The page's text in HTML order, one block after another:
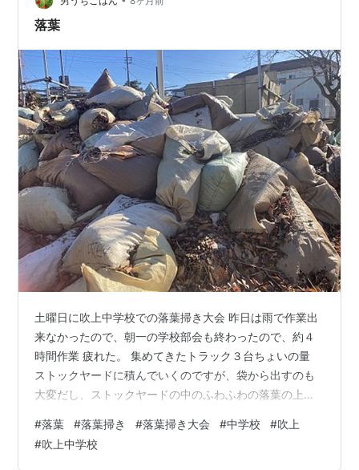
落葉
土曜日に吹上中学校での落葉掃き大会 昨日は雨で作業出
来なかったので、朝一の学校部会も終わったので、約４
時間作業 疲れた。 集めてきたトラック３台ちょいの量
ストックヤードに積んでいくのですが、袋から出すのも
大変だし、ストックヤードの中のふわふわの落葉の上を
中まで またあした！！！！
#落葉 #落葉掃き #落葉掃き大会 #中学校 #吹上
#吹上中学校